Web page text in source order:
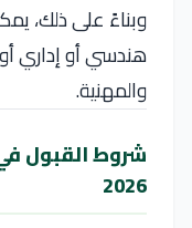
وبناءً على ذلك،
هندسي أو إداري
والمهنية.
شروط القبول
2026